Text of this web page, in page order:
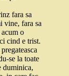
fara sa
vine, fara sa
o
cind e trist.
se la toate
duminica,